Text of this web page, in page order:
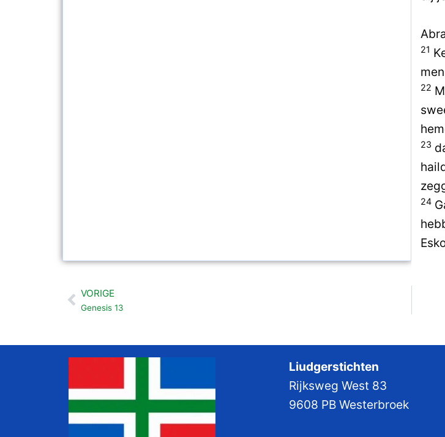
21
22
23
24
Vorige
VORIGE
Genesis 13
Liudgerstichten
Rijksweg West 83
9608 PB Westerbroek